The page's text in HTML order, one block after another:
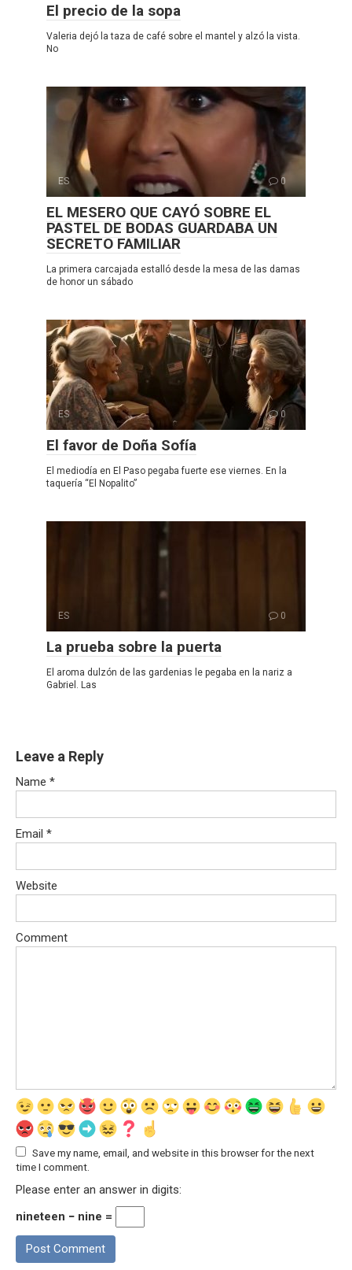
El precio de la sopa
Valeria dejó la taza de café sobre el mantel y alzó la vista.
No
ES 0
EL MESERO QUE CAYÓ SOBRE EL
PASTEL DE BODAS GUARDABA UN
SECRETO FAMILIAR
La primera carcajada estalló desde la mesa de las damas
de honor un sábado
ES 0
El favor de Doña Sofía
El mediodía en El Paso pegaba fuerte ese viernes. En la
taquería “El Nopalito”
ES 0
La prueba sobre la puerta
El aroma dulzón de las gardenias le pegaba en la nariz a
Gabriel. Las
Leave a Reply
Name *
Email *
Website
Comment
Save my name, email, and website in this browser for the next
time I comment.
Please enter an answer in digits:
nineteen − nine =